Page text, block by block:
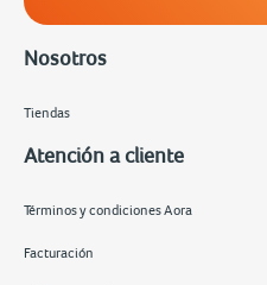
Nosotros
Tiendas
Atención a cliente
Términos y condiciones Aora
Facturación